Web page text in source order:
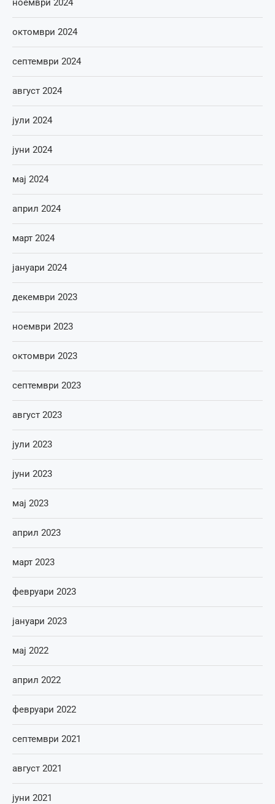
ноември 2024
октомври 2024
септември 2024
август 2024
јули 2024
јуни 2024
мај 2024
април 2024
март 2024
јануари 2024
декември 2023
ноември 2023
октомври 2023
септември 2023
август 2023
јули 2023
јуни 2023
мај 2023
април 2023
март 2023
февруари 2023
јануари 2023
мај 2022
април 2022
февруари 2022
септември 2021
август 2021
јуни 2021